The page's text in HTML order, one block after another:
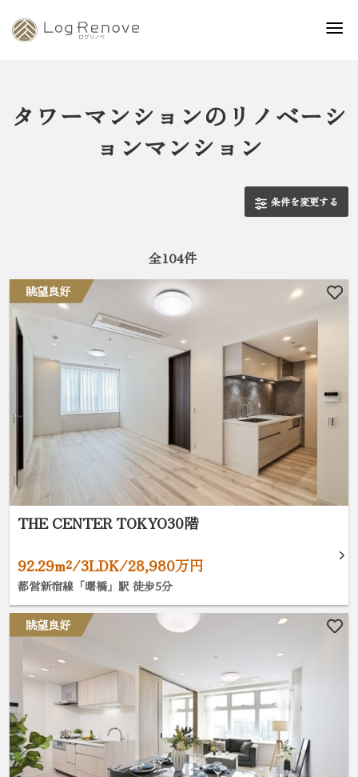
タワーマンションのリノベーシ
ョンマンション
条件を変更する
全104件
眺望良好
THE CENTER TOKYO30階
92.29m²/3LDK/28,980万円
都営新宿線「曙橋」駅 徒歩5分
眺望良好